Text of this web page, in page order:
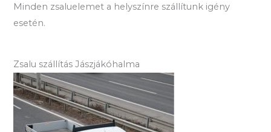
Minden zsaluelemet a helyszínre szállítunk igény
esetén.
Zsalu szállítás Jászjákóhalma